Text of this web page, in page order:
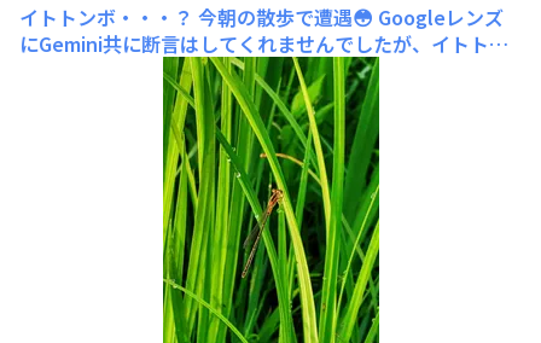
イトトンボ・・・？ 今朝の散歩で遭遇😳 Googleレンズ
にGemini共に断言はしてくれませんでしたが、イトトン
ボ種の一種の様です🙄